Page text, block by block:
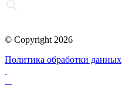
© Copyright 2026
Политика обработки данных